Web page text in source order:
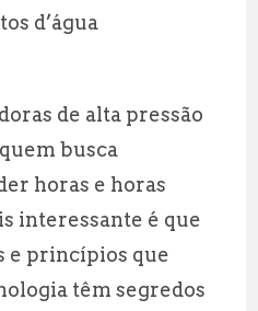
d’água
de alta pressão
busca
horas e horas
interessante é que
e princípios que
têm segredos